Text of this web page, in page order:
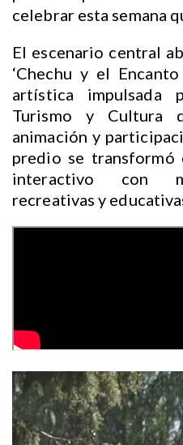
celebrar esta semana
El escenario central
‘Chechu y el
artística
Turismo y Cultura
animación y
predio se transformó
interactivo con
recreativas y